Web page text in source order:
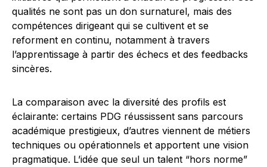
qualités ne sont pas un don surnaturel, mais des
compétences dirigeant qui se cultivent et se
reforment en continu, notamment à travers
l’apprentissage à partir des échecs et des feedbacks
sincères.
La comparaison avec la diversité des profils est
éclairante: certains PDG réussissent sans parcours
académique prestigieux, d’autres viennent de métiers
techniques ou opérationnels et apportent une vision
pragmatique. L’idée que seul un talent “hors norme”